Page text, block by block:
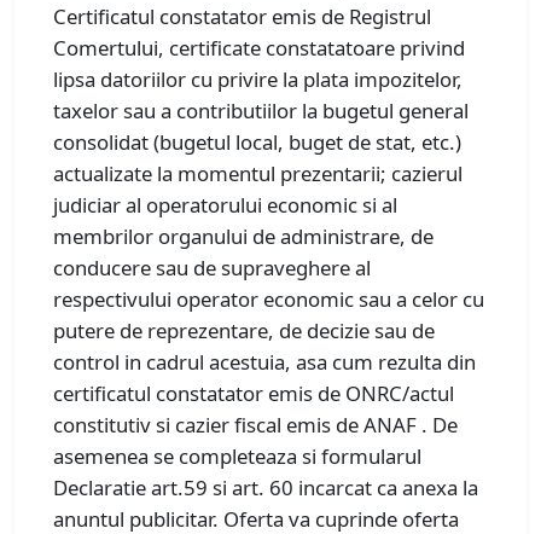
Certificatul constatator emis de Registrul
Comertului, certificate constatatoare privind
lipsa datoriilor cu privire la plata impozitelor,
taxelor sau a contributiilor la bugetul general
consolidat (bugetul local, buget de stat, etc.)
actualizate la momentul prezentarii; cazierul
judiciar al operatorului economic si al
membrilor organului de administrare, de
conducere sau de supraveghere al
respectivului operator economic sau a celor cu
putere de reprezentare, de decizie sau de
control in cadrul acestuia, asa cum rezulta din
certificatul constatator emis de ONRC/actul
constitutiv si cazier fiscal emis de ANAF . De
asemenea se completeaza si formularul
Declaratie art.59 si art. 60 incarcat ca anexa la
anuntul publicitar. Oferta va cuprinde oferta